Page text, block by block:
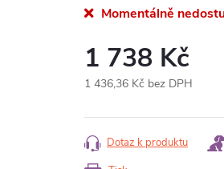
Momentálně
1 738 Kč
1 436,36 Kč bez DPH
cena:
Dotaz k produktu